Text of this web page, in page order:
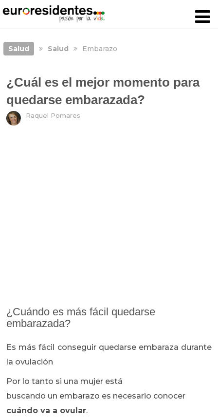
Salud Salud Embarazo
¿Cuál es el mejor momento para
quedarse embarazada?
Raquel Pomares
¿Cuándo es más fácil quedarse
embarazada?
Es más fácil conseguir quedarse embaraza durante
la ovulación
Por lo tanto si una mujer está
buscando un embarazo es necesario conocer
cuándo va a ovular.